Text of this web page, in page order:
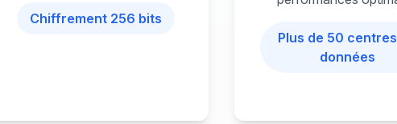
Chiffrement 256 bits
Plus de 50
données